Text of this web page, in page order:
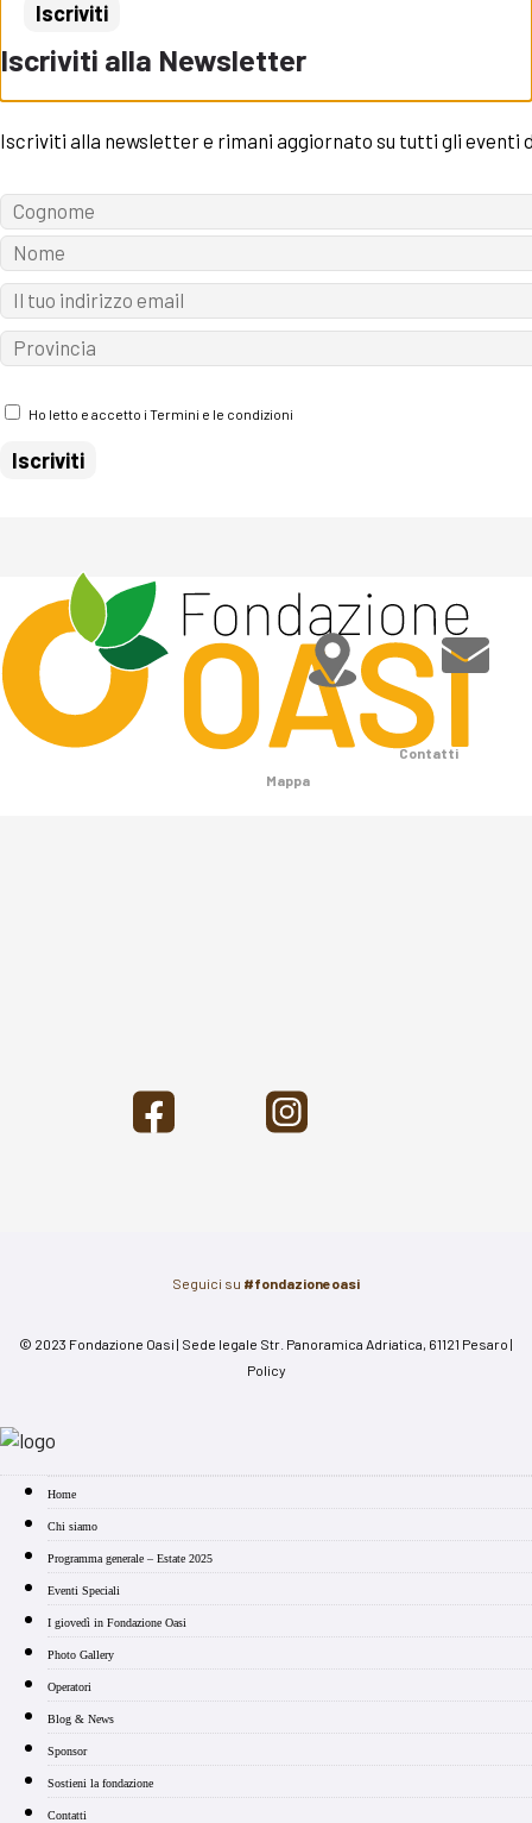
Iscriviti alla Newsletter
Iscriviti alla newsletter e rimani aggiornato su tutti gli eventi
Ho letto e accetto i Termini e le condizioni
Mappa
Contatti
Seguici su #fondazioneoasi
© 2023 Fondazione Oasi | Sede legale Str. Panoramica Adriatica, 61121 Pesaro |
Policy
Home
Chi siamo
Programma generale – Estate 2025
Eventi Speciali
I giovedì in Fondazione Oasi
Photo Gallery
Operatori
Blog & News
Sponsor
Sostieni la fondazione
Contatti